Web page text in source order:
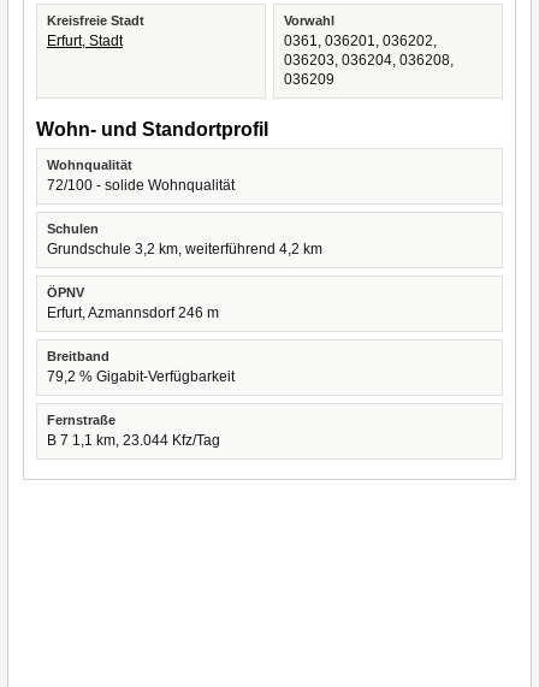
Kreisfreie Stadt
Erfurt, Stadt
Vorwahl
0361, 036201, 036202,
036203, 036204, 036208,
036209
Wohn- und Standortprofil
Wohnqualität
72/100 - solide Wohnqualität
Schulen
Grundschule 3,2 km, weiterführend 4,2 km
ÖPNV
Erfurt, Azmannsdorf 246 m
Breitband
79,2 % Gigabit-Verfügbarkeit
Fernstraße
B 7 1,1 km, 23.044 Kfz/Tag